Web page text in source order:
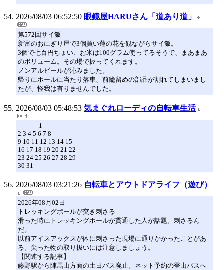
2026/08/03 06:52:50 眼鏡屋HARUさん「道あり道」
第572回サイ飯
新富のおにぎり屋で3個買い蓮の花を観ながらサイ飯。
3個で七百円ちょい、お米は100グラム使ってるそうで、まあまあ
のボリューム。その場で握ってくれます。
ノンアルビールが沁みました。
帰りにポールに当たり落車、前籠留めの部品が割れてしまいまし
たが、怪我は有りませんでした。
2026/08/03 05:48:53 気まぐれローディの自転車生活
- - - - - - 1
2 3 4 5 6 7 8
9 10 11 12 13 14 15
16 17 18 19 20 21 22
23 24 25 26 27 28 29
30 31 - - - - -
2026/08/03 03:21:26 自転車とアウトドアライフ（遊び）
2026年08月02日
トレッキングポールが突き刺さる
滑った時にトレッキングポールが貫通した人が話題。刺さるん
だ。
以前アイスアックスが体に刺さった現場に通りかかったことがあ
る。尖った物の取り扱いには注意しましょう。
【関連する記事】
藤野駅から陣馬山方面の土日バス廃止。ネット予約の登山バスへ